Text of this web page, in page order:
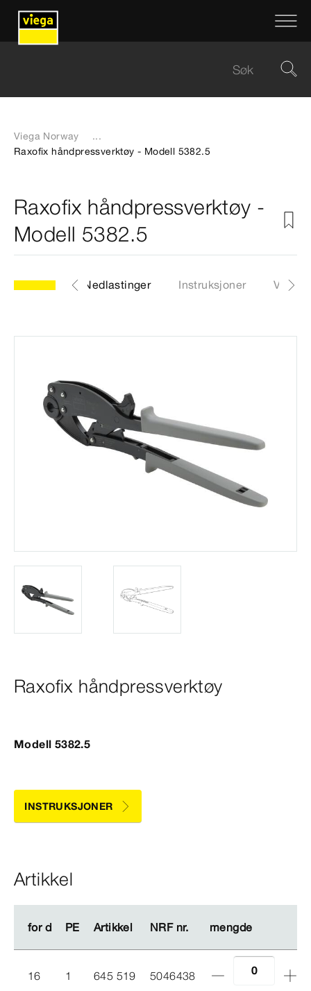
Viega Norway
...
Raxofix håndpressverktøy - Modell 5382.5
Raxofix håndpressverktøy -
Modell 5382.5
Artikkel Nedlastinger Instruksjoner
Raxofix håndpressverktøy
Modell 5382.5
INSTRUKSJONER
Artikkel
for d PE Artikkel NRF nr. mengde
for d PE Artikkel NRF nr. mengde
16 1 645 519 5046438